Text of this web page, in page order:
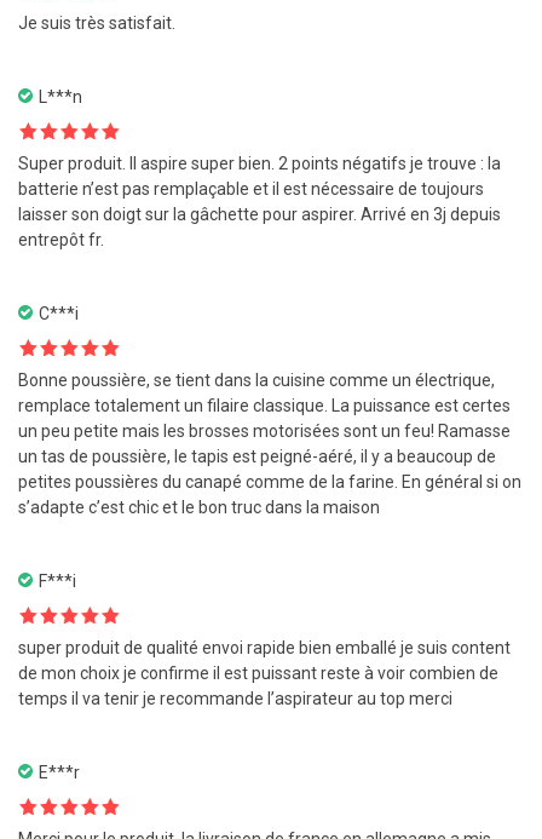
Note5sur
5
Je suis très satisfait.
L***n
Note5 sur
5
Super produit. Il aspire super bien. 2 points négatifs je trouve : la
batterie n’est pas remplaçable et il est nécessaire de toujours
laisser son doigt sur la gâchette pour aspirer. Arrivé en 3j depuis
entrepôt fr.
C***i
Note 5 sur
5Bonne poussière, se tient dans la cuisine comme un électrique,
remplace totalement un filaire classique. La puissance est certes
un peu petite mais les brosses motorisées sont un feu! Ramasse
un tas de poussière, le tapis est peigné-aéré, il y a beaucoup de
petites poussières du canapé comme de la farine. En général si on
s’adapte c’est chic et le bon truc dans la maison
F***i
Note5sur
5
super produit de qualité envoi rapide bien emballé je suis content
de mon choix je confirme il est puissant reste à voir combien de
temps il va tenir je recommande l’aspirateur au top merci
E***r
Note 5sur